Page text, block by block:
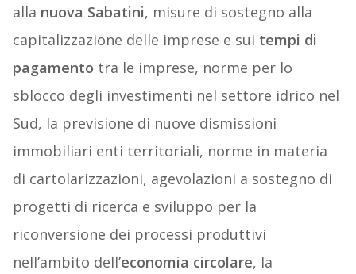
alla nuova Sabatini, misure di sostegno alla
capitalizzazione delle imprese e sui tempi di
pagamento tra le imprese, norme per lo
sblocco degli investimenti nel settore idrico nel
Sud, la previsione di nuove dismissioni
immobiliari enti territoriali, norme in materia
di cartolarizzazioni, agevolazioni a sostegno di
progetti di ricerca e sviluppo per la
riconversione dei processi produttivi
nell’ambito dell’economia circolare, la